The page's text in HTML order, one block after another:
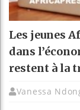
Les jeunes
dans
restent à la
Vanessa